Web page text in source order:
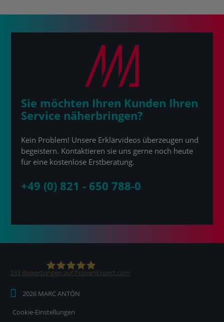
Sie möchten Ihren Kunden Ihren
Service näherbringen?
Kein Problem! Unsere Erklärvideos überzeugen und
begeistern. Kontaktieren sie uns gerne noch heute
für eine kostenlose Erstberatung.
+49 (0) 821 - 650 788-0
MARC ANTÓN Medien KG
333 Bewertungen auf ProvenExpert.com
2026 MARC ANTÓN
Cookie-Einstellungen